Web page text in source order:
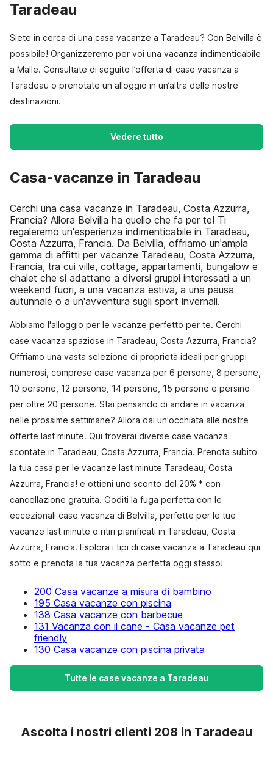
Taradeau
Siete in cerca di una casa vacanze a Taradeau? Con Belvilla è
possibile! Organizzeremo per voi una vacanza indimenticabile
a Malle. Consultate di seguito l’offerta di case vacanza a
Taradeau o prenotate un alloggio in un’altra delle nostre
destinazioni.
Vedere tutto
Casa-vacanze in Taradeau
Cerchi una casa vacanze in Taradeau, Costa Azzurra,
Francia? Allora Belvilla ha quello che fa per te! Ti
regaleremo un'esperienza indimenticabile in Taradeau,
Costa Azzurra, Francia. Da Belvilla, offriamo un'ampia
gamma di affitti per vacanze Taradeau, Costa Azzurra,
Francia, tra cui ville, cottage, appartamenti, bungalow e
chalet che si adattano a diversi gruppi interessati a un
weekend fuori, a una vacanza estiva, a una pausa
autunnale o a un'avventura sugli sport invernali.
Abbiamo l'alloggio per le vacanze perfetto per te. Cerchi
case vacanza spaziose in Taradeau, Costa Azzurra, Francia?
Offriamo una vasta selezione di proprietà ideali per gruppi
numerosi, comprese case vacanza per 6 persone, 8 persone,
10 persone, 12 persone, 14 persone, 15 persone e persino
per oltre 20 persone. Stai pensando di andare in vacanza
nelle prossime settimane? Allora dai un'occhiata alle nostre
offerte last minute. Qui troverai diverse case vacanza
scontate in Taradeau, Costa Azzurra, Francia. Prenota subito
la tua casa per le vacanze last minute Taradeau, Costa
Azzurra, Francia! e ottieni uno sconto del 20% * con
cancellazione gratuita. Goditi la fuga perfetta con le
eccezionali case vacanza di Belvilla, perfette per le tue
vacanze last minute o ritiri pianificati in Taradeau, Costa
Azzurra, Francia. Esplora i tipi di case vacanza a Taradeau qui
sotto e prenota la tua vacanza perfetta oggi stesso!
200 Casa vacanze a misura di bambino
195 Casa vacanze con piscina
138 Casa vacanze con barbecue
131 Vacanza con il cane - Casa vacanze pet
friendly
130 Casa vacanze con piscina privata
Tutte le case vacanze a Taradeau
Ascolta i nostri clienti 208 in Taradeau